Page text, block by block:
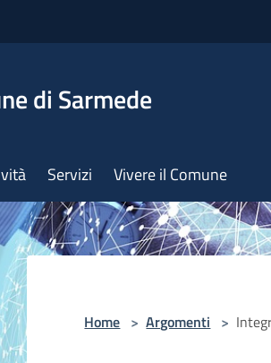
di Sarmede
Servizi Vivere il Comune
Home > Argomenti >